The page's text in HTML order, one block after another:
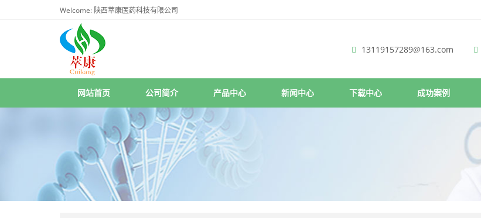
Welcome: 陕西萃康医药科技有限公司
13119157289@163.com
网站首页 公司简介 产品中心 新闻中心 下载中心 成功案例